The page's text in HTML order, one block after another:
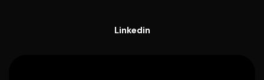
Linkedin